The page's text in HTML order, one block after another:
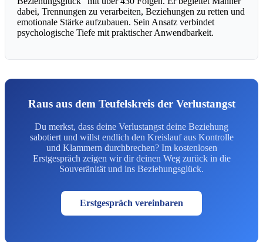
dabei, Trennungen zu verarbeiten, Beziehungen zu retten und
emotionale Stärke aufzubauen. Sein Ansatz verbindet
psychologische Tiefe mit praktischer Anwendbarkeit.
Raus aus dem Teufelskreis der Verlustangst
Du merkst, dass deine Verlustangst deine Beziehung
sabotiert und willst endlich den Kreislauf aus Kontrolle
und Klammern durchbrechen? Im kostenlosen
Erstgespräch zeigen wir dir deinen Weg zurück in die
Souveränität und ins Beziehungsglück.
Erstgespräch vereinbaren